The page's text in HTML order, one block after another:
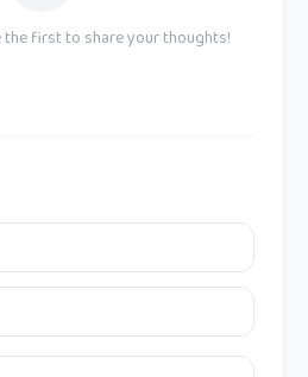
the first to share your thoughts!